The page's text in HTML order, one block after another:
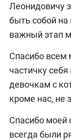
Леонидовичу
быть собой на
важный этап
Спасибо всем
частичку
девочкам с
кроме нас, не
Спасибо моей
всегда были